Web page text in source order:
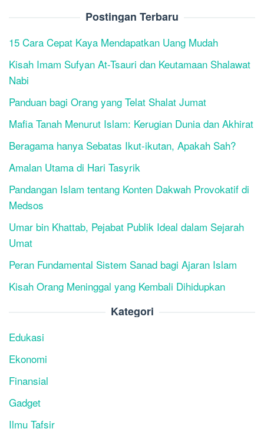
Postingan Terbaru
15 Cara Cepat Kaya Mendapatkan Uang Mudah
Kisah Imam Sufyan At-Tsauri dan Keutamaan Shalawat
Nabi
Panduan bagi Orang yang Telat Shalat Jumat
Mafia Tanah Menurut Islam: Kerugian Dunia dan Akhirat
Beragama hanya Sebatas Ikut-ikutan, Apakah Sah?
Amalan Utama di Hari Tasyrik
Pandangan Islam tentang Konten Dakwah Provokatif di
Medsos
Umar bin Khattab, Pejabat Publik Ideal dalam Sejarah
Umat
Peran Fundamental Sistem Sanad bagi Ajaran Islam
Kisah Orang Meninggal yang Kembali Dihidupkan
Kategori
Edukasi
Ekonomi
Finansial
Gadget
Ilmu Tafsir